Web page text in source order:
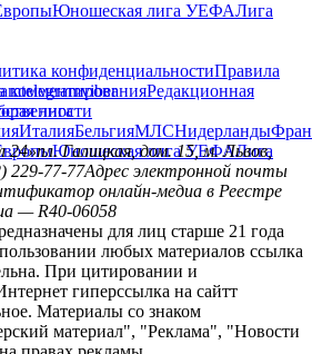
Юношеская лига УЕФАЛига
конфиденциальностиПравила
комментированияРедакционная
telegramviber
лига
ИталияБельгияМЛСНидерланды
Юношеская лига УЕФАЛига
24»пл. Галицкая, дом. 15, м. Львов,
229-77-77Адрес электронной почты
онлайн-медиа в Реестре
— R40-06058
для лиц старше 21 года
любых материалов ссылка
При цитировании и
гиперссылка на сайтт
Материалы со знаком
материал", "Реклама", "Новости